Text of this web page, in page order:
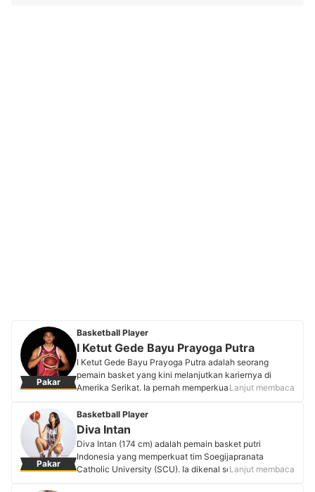
Pakar
Basketball Player
I Ketut Gede Bayu Prayoga Putra
I Ketut Gede Bayu Prayoga Putra adalah seorang
pemain basket yang kini melanjutkan kariernya di
Amerika Serikat. Ia pernah memperkuat tim nasional
kariernya. Dengan disiplin dan dedikasi, pemain basket
yang akrab disapa Tutde ini terus mengembangkan
kemampuan teknis dan mentalnya. Ia berambisi untuk
mencapai level tertinggi dalam dunia basket
internasional. Semangatnya mencerminkan komitmen
untuk menjadi yang terbaik dan mengharumkan nama
Lanjut membaca
Pakar
Basketball Player
Diva Intan
Diva Intan (174 cm) adalah pemain basket putri
Indonesia yang memperkuat tim Soegijapranata
Catholic University (SCU). Ia dikenal sebagai kapten
Lanjut membaca